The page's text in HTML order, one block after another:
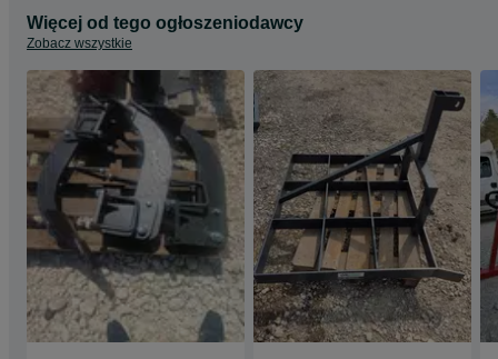
Więcej od tego ogłoszeniodawcy
Zobacz wszystkie